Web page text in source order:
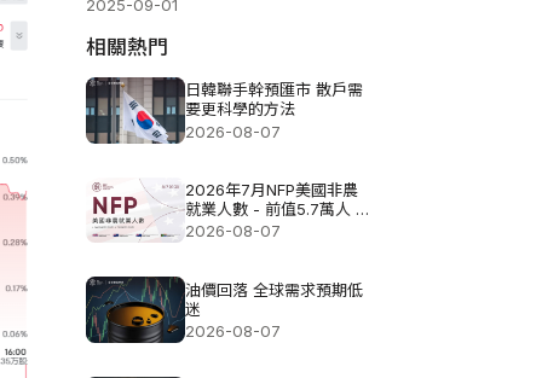
2025-09-01
相關熱門
日韓聯手幹預匯市 散戶需
要更科學的方法
2026-08-07
2026年7月NFP美國非農
就業人數 - 前值5.7萬人 預
測值8.3萬
2026-08-07
油價回落 全球需求預期低
迷
2026-08-07